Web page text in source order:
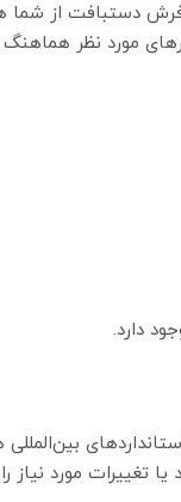
فرش دستبافت از شما
مورد نظر هماهنگ
دارد.
تغییرات مورد نیاز